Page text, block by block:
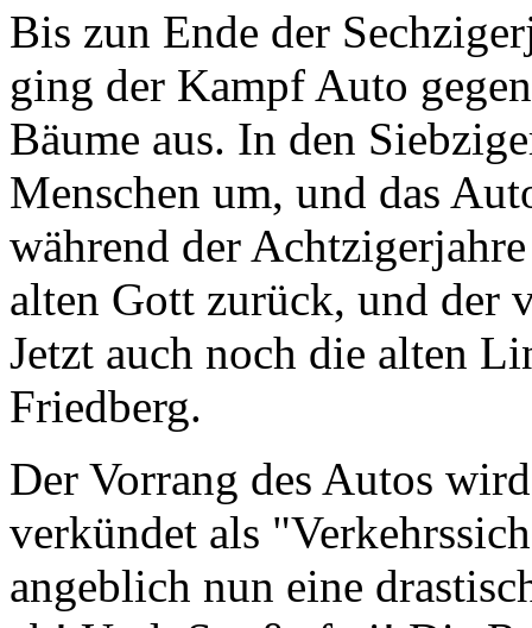
Bis zun Ende der
ging der Kampf Auto
Bäume aus. In den
Menschen um, und das
während der
alten Gott zurück, und der
Jetzt auch noch die alten
Friedberg.
Der Vorrang des Autos
verkündet als
angeblich nun eine